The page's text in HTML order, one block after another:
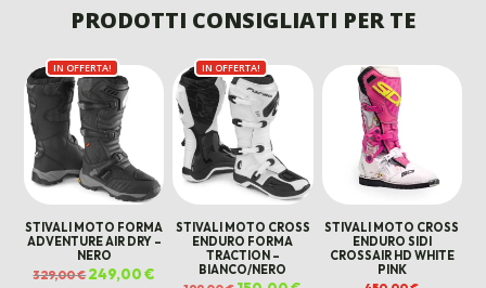
ERA:
509,00 €.
È:
425,00 €.
560,00 €.
PRODOTTI CONSIGLIATI PER TE
IN OFFERTA!
STIVALI MOTO FORMA
ADVENTURE AIR DRY –
NERO
329,00€Il
prezzo
249,00€
prezzo
IN OFFERTA!
STIVALI MOTO CROSS
ENDURO FORMA
TRACTION –
BIANCO/NERO
STIVALI MOTO CROSS
ENDURO SIDI
CROSSAIR HD WHITE
PINK